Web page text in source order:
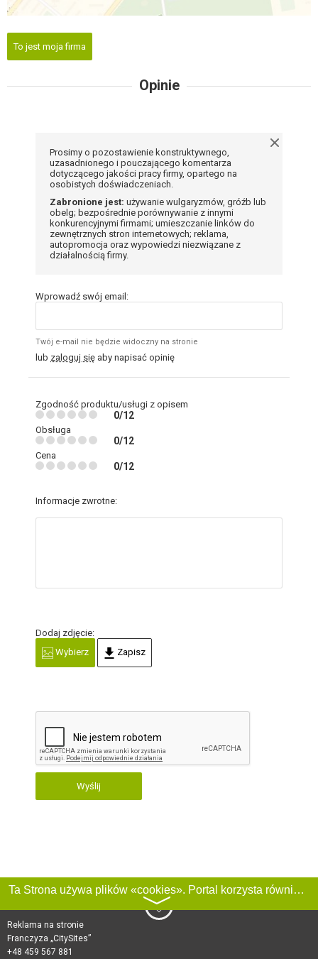
To jest moja firma
Opinie
Prosimy o pozostawienie konstruktywnego,
uzasadnionego i pouczającego komentarza
dotyczącego jakości pracy firmy, opartego na
osobistych doświadczeniach.
Zabronione jest: używanie wulgaryzmów, gróźb lub
obelg; bezpośrednie porównywanie z innymi
konkurencyjnymi firmami; umieszczanie linków do
zewnętrznych stron internetowych; reklama,
autopromocja oraz wypowiedzi niezwiązane z
działalnością firmy.
Wprowadź swój email:
Twój e-mail nie będzie widoczny na stronie
lub zaloguj się aby napisać opinię
Zgodność produktu/usługi z opisem
0/12
Obsługa
0/12
Cena
0/12
Informacje zwrotne:
Dodaj zdjęcie:
Wybierz
Zapisz
Wyślij
Ta Strona używa plików «cookies». Portal korzysta również z serwisu internetowego do zbierania danych technicznych o odwiedzających w celu uzyskania informacji marketingowych i statystycznych. Warunki przetwarzania danych odwiedzających Stronę, patrz:
〉
Reklama na stronie
Franczyza „CitySites”
+48 459 567 881